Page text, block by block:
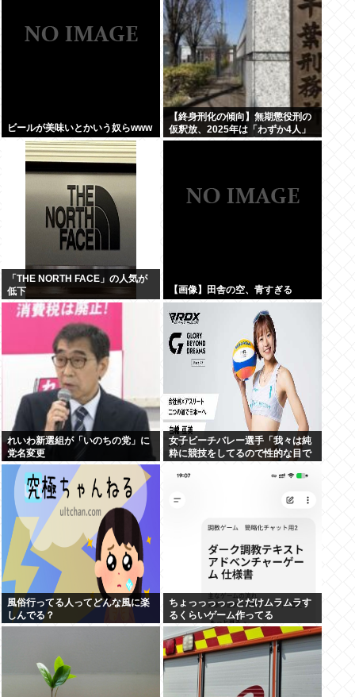
ビールが美味いとかいう奴らwww
【終身刑化の傾向】無期懲役刑の
仮釈放、2025年は「わずか4人」
2024年は32人が獄中死
「THE NORTH FACE」の人気が
低下
【画像】田舎の空、青すぎる
れいわ新選組が「いのちの党」に
党名変更
女子ビーチバレー選手「我々は純
粋に競技をしてるので性的な目で
風俗行ってる人ってどんな風に楽
しんでる？
ちょっっっっっとだけムラムラす
るくらいゲーム作ってる